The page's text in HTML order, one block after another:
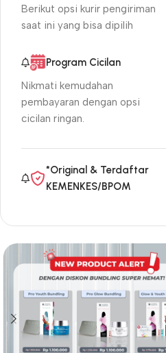
Berikut opsi kurir pengiriman
saat ini yang bisa dipilih
Program Cicilan
Nikmati kemudahan
pembayaran dengan opsi
cicilan ringan.
*Original & Terdaftar
KEMENKES/BPOM